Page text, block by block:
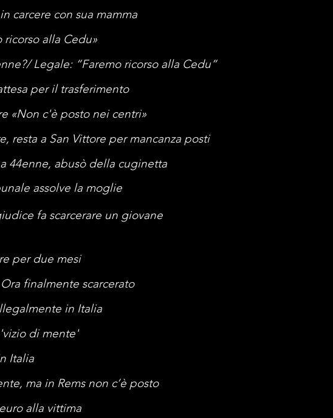
carcere con sua mamma
ricorso alla Cedu»
Legale: “Faremo ricorso alla Cedu”
per il trasferimento
«Non c'è posto nei centri»
resta a San Vittore per mancanza posti
44enne, abusò della cuginetta
assolve la moglie
fa scarcerare un giovane
per due mesi
finalmente scarcerato
in Italia
di mente'
Italia
ma in Rems non c’è posto
alla vittima